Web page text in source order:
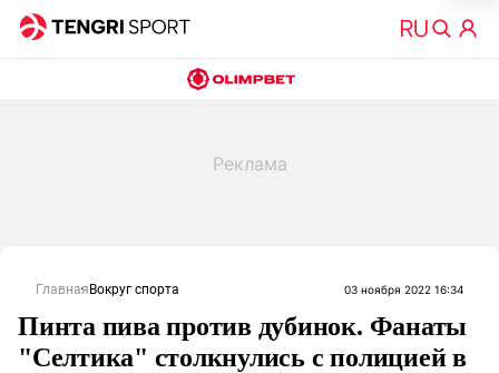
Главная Вокруг спорта 03 ноября 2022 16:34
Пинта пива против дубинок. Фанаты
"Селтика" столкнулись с полицией в